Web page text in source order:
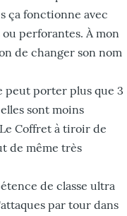
ça fonctionne avec
perforantes. À mon
de changer son nom
peut porter plus que 3
sont moins
Coffret à tiroir de
de même très
de classe ultra
par tour dans